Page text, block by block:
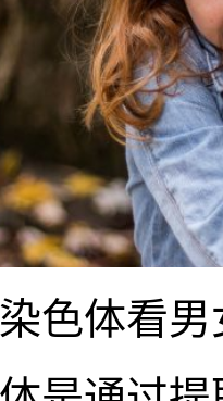
体看男